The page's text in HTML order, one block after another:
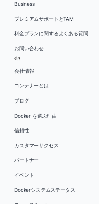
Business
プレミアムサポートとTAM
料金プランに関するよくある質問
お問い合わせ
会社
会社情報
コンテナーとは
ブログ
Docker を選ぶ理由
信頼性
カスタマーサクセス
パートナー
イベント
Dockerシステムステータス